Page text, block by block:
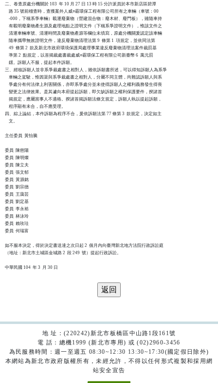
二、卷查原處分機關於 103  年 10 月 27 日 13 時 15 分許派員於本市新店區碧潭
    路 35 號前稽查時，查獲案外人威○霸環保工程有限公司所有之車輛（車號：00
    -000，下稱系爭車輛）載運廢棄物（營建混合物：廢木材、廢門板），雖隨車持
    有載明廢棄物產生源及處理地點之證明文件（下稱系爭證明文件），惟該文件之
    清運車輛車號、清運時間及廢棄物產源等欄位未填寫，原處分機關爰認定該車輛
    隨車攜帶無效證明文件，違反廢棄物清理法第 9  條第 1  項規定，並依同法第
    49  條第 2  款及新北市政府環境保護局處理事業違反廢棄物清理法案件裁罰基
    準第 2  點規定，以首揭裁處書裁處威○霸環保工程有限公司新臺幣 6  萬元罰
    鍰。訴願人不服，提起本件訴願。
三、經核訴願人並非系爭裁處書之相對人，雖依訴願書所述，可以得知訴願人為系爭
    車輛之駕駛，惟因渠與系爭裁處書之相對人，分屬不同主體，尚難認訴願人與系
    爭處分有何法律上利害關係，亦即系爭處分並未使得訴願人之權利義務發生得喪
    變更之法律效果。是其遽向本府提起訴願，即欠缺訴願之權利保護要件，揆諸首
    揭規定，應屬當事人不適格。揆諸首揭訴願法條文規定，訴願人執以提起訴願，
    程序顯有未合，自不應受理。
四、綜上論結，本件訴願為程序不合，爰依訴願法第 77 條第 3  款規定，決定如主
    文。
主任委員  黃怡騰
委員  陳慈陽
委員  陳明燦
委員  陳立夫
委員  張文郁
委員  黃源銘
委員  劉宗德
委員  王藹芸
委員  劉定基
委員  李永裕
委員  林泳玲
委員  賴玫珪
委員  何瑞富
如不服本決定，得於決定書送達之次日起 2  個月內向臺灣新北地方法院行政訴訟庭
（地址：新北市土城區金城路 2  段 249  號）提起行政訴訟。
地 址：(220242)新北市板橋區中山路1段161號
電 話：總機1999 (新北市專用) 或 (02)2960-3456
為民服務時間：週一至週五 08:30~12:30 13:30~17:30(國定假日除外)
本網站為新北市政府版權所有，未經允許，不得以任何形式複製和採用網
站安全宣告